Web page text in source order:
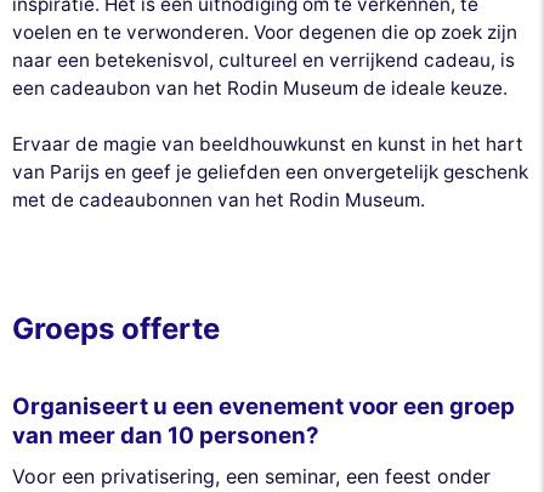
voelen en te verwonderen. Voor degenen die op zoek zijn
naar een betekenisvol, cultureel en verrijkend cadeau, is
een cadeaubon van het Rodin Museum de ideale keuze.
Ervaar de magie van beeldhouwkunst en kunst in het hart
van Parijs en geef je geliefden een onvergetelijk geschenk
met de cadeaubonnen van het Rodin Museum.
Groeps offerte
Organiseert u een evenement voor een groep
van meer dan 10 personen?
Voor een privatisering, een seminar, een feest onder